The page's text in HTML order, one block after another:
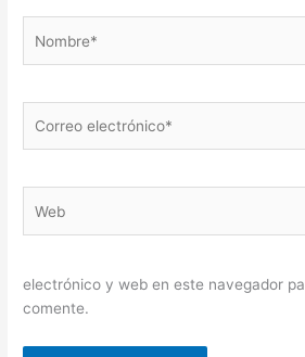
electrónico*
electrónico y web en este navegador
comente.